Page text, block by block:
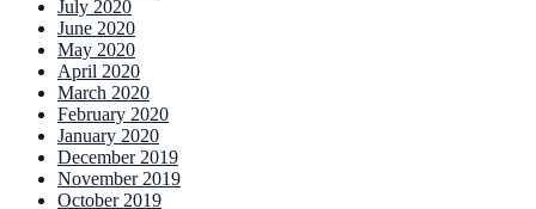
July 2020
June 2020
May 2020
April 2020
March 2020
February 2020
January 2020
December 2019
November 2019
October 2019